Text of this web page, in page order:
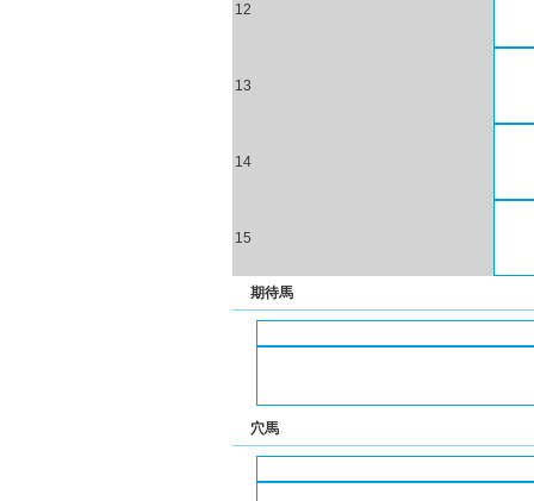
12
13
14
15
期待馬
穴馬